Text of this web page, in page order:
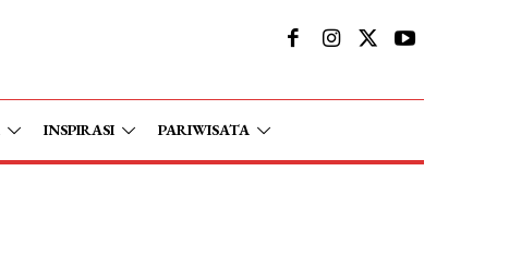
INSPIRASI PARIWISATA